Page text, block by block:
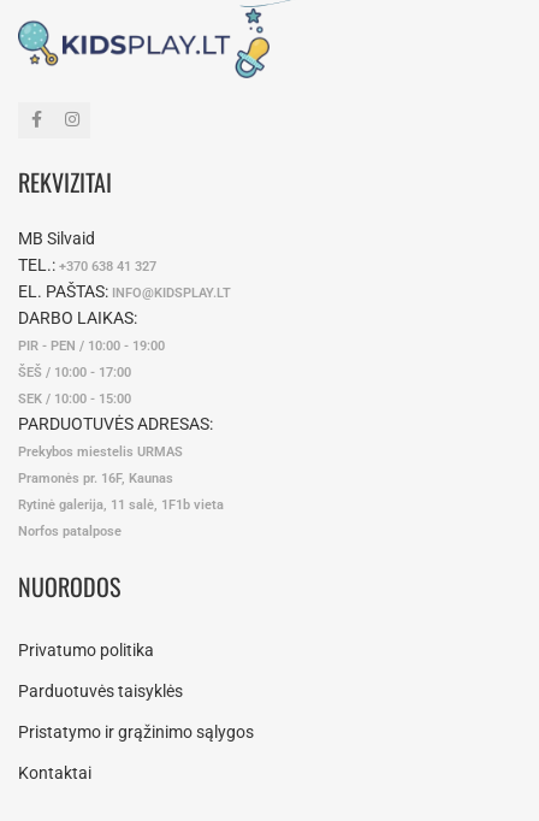
REKVIZITAI
MB Silvaid
TEL.: +370 638 41 327
EL. PAŠTAS: INFO@KIDSPLAY.LT
DARBO LAIKAS:
PIR - PEN / 10:00 - 19:00
ŠEŠ / 10:00 - 17:00
SEK / 10:00 - 15:00
PARDUOTUVĖS ADRESAS:
Prekybos miestelis URMAS
Pramonės pr. 16F, Kaunas
Rytinė galerija, 11 salė, 1F1b vieta
Norfos patalpose
NUORODOS
Privatumo politika
Parduotuvės taisyklės
Pristatymo ir grąžinimo sąlygos
Kontaktai